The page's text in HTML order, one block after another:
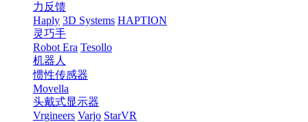
力反馈
Haply 3D Systems HAPTION
灵巧手
Robot Era Tesollo
机器人
惯性传感器
Movella
头戴式显示器
Vrgineers Varjo StarVR